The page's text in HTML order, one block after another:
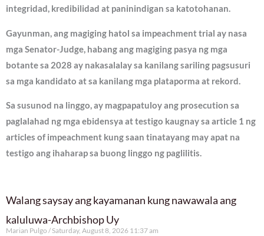
integridad, kredibilidad at paninindigan sa katotohanan.
Gayunman, ang magiging hatol sa impeachment trial ay nasa
mga Senator-Judge, habang ang magiging pasya ng mga
botante sa 2028 ay nakasalalay sa kanilang sariling pagsusuri
sa mga kandidato at sa kanilang mga plataporma at rekord.
Sa susunod na linggo, ay magpapatuloy ang prosecution sa
paglalahad ng mga ebidensya at testigo kaugnay sa article 1 ng
articles of impeachment kung saan tinatayang may apat na
testigo ang ihaharap sa buong linggo ng paglilitis.
Walang saysay ang kayamanan kung nawawala ang
kaluluwa-Archbishop Uy
Marian Pulgo Saturday, August 8, 2026 11:37 am